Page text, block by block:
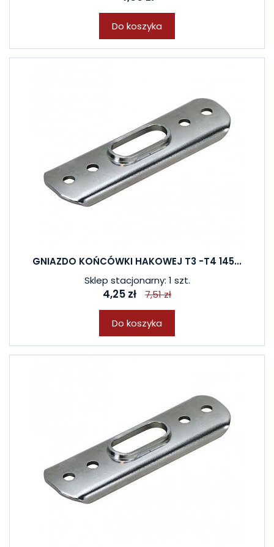
Do koszyka
GNIAZDO KOŃCÓWKI HAKOWEJ T3 -T4 145...
Sklep stacjonarny: 1 szt.
4,25 zł 7,51 zł
Do koszyka